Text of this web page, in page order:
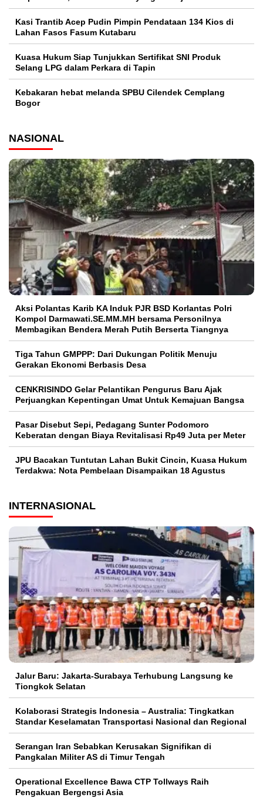
Kasi Trantib Acep Pudin Pimpin Pendataan 134 Kios di
Lahan Fasos Fasum Kutabaru
Kuasa Hukum Siap Tunjukkan Sertifikat SNI Produk
Selang LPG dalam Perkara di Tapin
Kebakaran hebat melanda SPBU Cilendek Cemplang
Bogor
NASIONAL
Aksi Polantas Karib KA Induk PJR BSD Korlantas Polri
Kompol Darmawati.SE.MM.MH bersama Personilnya
Membagikan Bendera Merah Putih Berserta Tiangnya
Tiga Tahun GMPPP: Dari Dukungan Politik Menuju
Gerakan Ekonomi Berbasis Desa
CENKRISINDO Gelar Pelantikan Pengurus Baru Ajak
Perjuangkan Kepentingan Umat Untuk Kemajuan Bangsa
Pasar Disebut Sepi, Pedagang Sunter Podomoro
Keberatan dengan Biaya Revitalisasi Rp49 Juta per Meter
JPU Bacakan Tuntutan Lahan Bukit Cincin, Kuasa Hukum
Terdakwa: Nota Pembelaan Disampaikan 18 Agustus
INTERNASIONAL
Jalur Baru: Jakarta-Surabaya Terhubung Langsung ke
Tiongkok Selatan
Kolaborasi Strategis Indonesia – Australia: Tingkatkan
Standar Keselamatan Transportasi Nasional dan Regional
Serangan Iran Sebabkan Kerusakan Signifikan di
Pangkalan Militer AS di Timur Tengah
Operational Excellence Bawa CTP Tollways Raih
Pengakuan Bergengsi Asia